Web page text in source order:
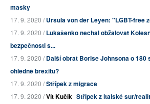
masky
17. 9. 2020 /Ursula von der Leyen: "LGBT-free
17. 9. 2020 /Lukašenko nechal obžalovat
bezpečnosti s...
17. 9. 2020 /Další obrat Borise Johnsona o 180
ohledně brexitu?
17. 9. 2020 /Střípek z migrace
17. 9. 2020 /Vít Kučík Střípek z italské sur/